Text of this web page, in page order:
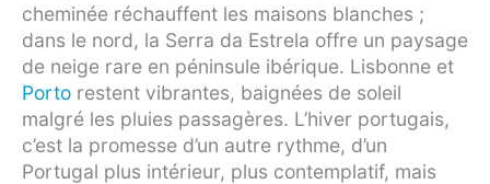
cheminée réchauffent les maisons blanches ;
dans le nord, la Serra da Estrela offre un paysage
de neige rare en péninsule ibérique. Lisbonne et
Porto restent vibrantes, baignées de soleil
malgré les pluies passagères. L’hiver portugais,
c’est la promesse d’un autre rythme, d’un
Portugal plus intérieur, plus contemplatif, mais